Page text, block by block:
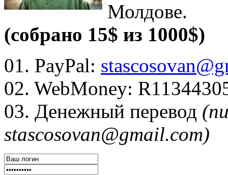
Молдове.
(собрано 15$ из 1000$)
01. PayPal:
02. WebMoney:
03. Денежный перевод
stascosovan@gmail.com)